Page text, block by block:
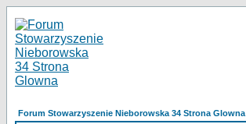
Forum Stowarzyszenie Nieborowska 34 Strona Glowna